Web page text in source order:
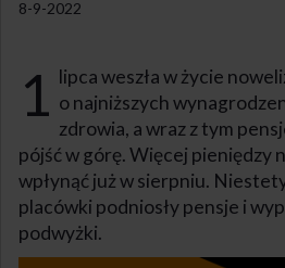
8-9-2022
1 lipca weszła w życie
o najniższych
zdrowia, a wraz z tym
pójść w górę. Więcej pieniędzy
wpłynąć już w sierpniu.
placówki podniosły pensje i
podwyżki.